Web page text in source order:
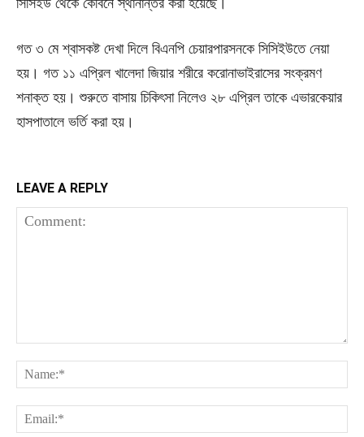
গত ৩ মে শ্বাসকষ্ট দেখা দিলে বিএনপি চেয়ারপারসনকে সিসিইউতে নেয়া
হয়। গত ১১ এপ্রিল খালেদা জিয়ার শরীরে করোনাভাইরাসের সংক্রমণ
শনাক্ত হয়। শুরুতে বাসায় চিকিৎসা নিলেও ২৮ এপ্রিল তাকে এভারকেয়ার
হাসপাতালে ভর্তি করা হয়।
LEAVE A REPLY